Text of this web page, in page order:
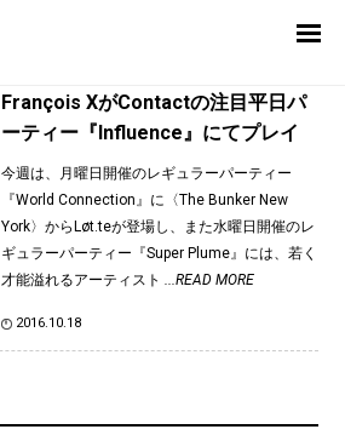
François XがContactの注目平日パ
ーティー『Influence』にてプレイ
今週は、月曜日開催のレギュラーパーティー
『World Connection』に〈The Bunker New
York〉からLøt.teが登場し、また水曜日開催のレ
ギュラーパーティー『Super Plume』には、若く
才能溢れるアーティスト ...READ MORE
2016.10.18
News
Interview
Highlight
Report